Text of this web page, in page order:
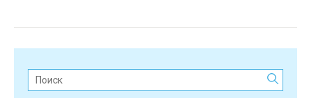
Поиск: